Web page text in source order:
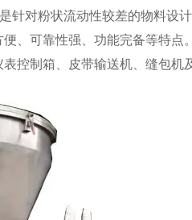
针对粉状流动性较差的物料设
、可靠性强、功能完备等特
控制箱、皮带输送机、缝包机